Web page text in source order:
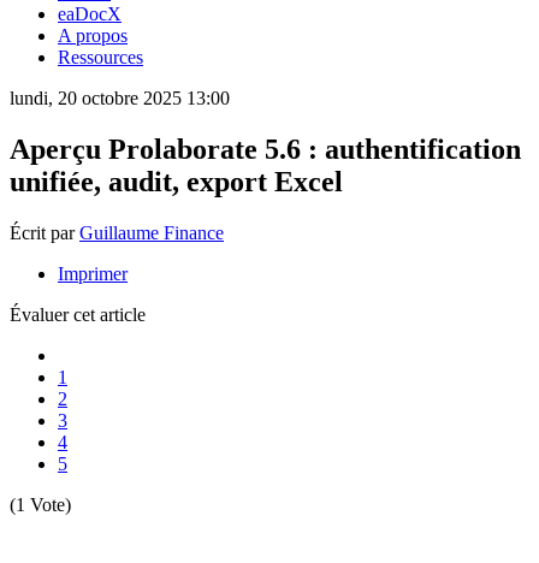
eaDocX
A propos
Ressources
lundi, 20 octobre 2025 13:00
Aperçu Prolaborate 5.6 : authentification
unifiée, audit, export Excel
Écrit parGuillaume Finance
Imprimer
Évaluer cet article
1
2
3
4
5
(1 Vote)